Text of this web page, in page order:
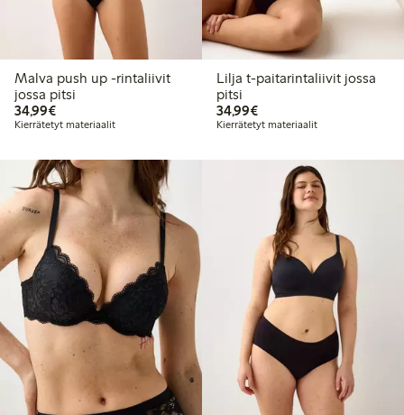
Malva push up -rintaliivit
jossa pitsi
34,99€34,99 €
Kierrätetyt materiaalit
Lilja t-paitarintaliivit jossa
pitsi
34,99€34,99 €
Kierrätetyt materiaalit